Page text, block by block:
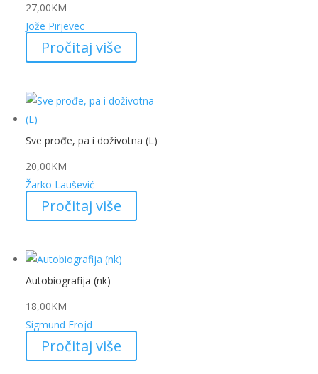
27,00KM
Jože Pirjevec
Pročitaj više
Sve prođe, pa i doživotna (L)
20,00KM
Žarko Laušević
Pročitaj više
Autobiografija (nk)
18,00KM
Sigmund Frojd
Pročitaj više